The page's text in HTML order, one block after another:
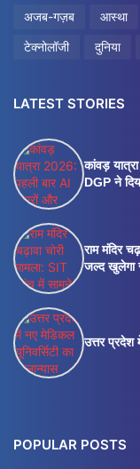
अजब-गज़ब आस्था
टेक्नोलॉजी
दुनिया
LATEST STORIES
कांवड़
DGP ने
राम मंदिर
जल्द खुलेगा
उत्तर प्रदेश
POPULAR POSTS